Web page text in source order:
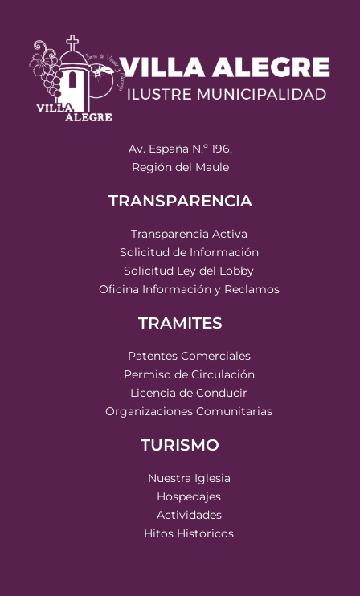
Av. España N.º 196,
Región del Maule
TRANSPARENCIA
Transparencia Activa
Solicitud de Información
Solicitud Ley del Lobby
Oficina Información y Reclamos
TRAMITES
Patentes Comerciales
Permiso de Circulación
Licencia de Conducir
Organizaciones Comunitarias
TURISMO
Nuestra Iglesia
Hospedajes
Actividades
Hitos Historicos